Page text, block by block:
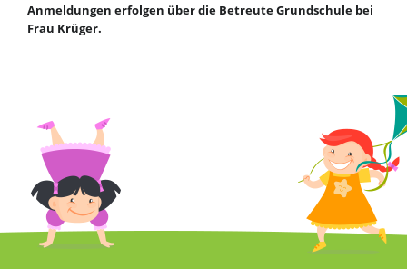
Anmeldungen erfolgen über die Betreute Grundschule bei
Frau Krüger.